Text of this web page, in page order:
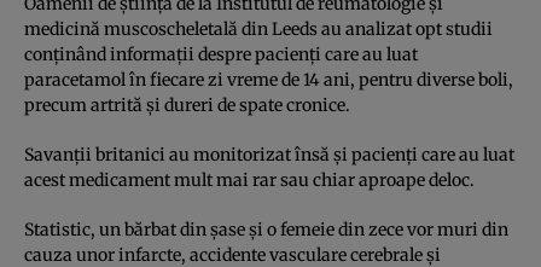
medicină muscoscheletală din Leeds au analizat opt studii
conţinând informaţii despre pacienţi care au luat
paracetamol în fiecare zi vreme de 14 ani, pentru diverse boli,
precum artrită şi dureri de spate cronice.
Savanţii britanici au monitorizat însă şi pacienţi care au luat
acest medicament mult mai rar sau chiar aproape deloc.
Statistic, un bărbat din şase şi o femeie din zece vor muri din
cauza unor infarcte, accidente vasculare cerebrale şi